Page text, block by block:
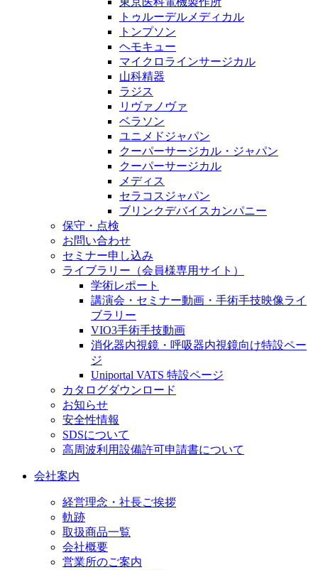
トゥルーデルメディカル
トンプソン
ヘモキュー
マイクロラインサージカル
山科精器
ラジス
リヴァノヴァ
ベラソン
ユニメドジャパン
クーパーサージカル・ジャパン
クーパーサージカル
メディス
セラコスジャパン
ブリンクデバイスカンパニー
保守・点検
お問い合わせ
セミナー申し込み
ライブラリー（会員様専用サイト）
学術レポート
講演会・セミナー動画・手術手技映像ライ
ブラリー
VIO3手術手技動画
消化器内視鏡・呼吸器内視鏡向け特設ペー
ジ
Uniportal VATS 特設ページ
カタログダウンロード
お知らせ
安全性情報
SDSについて
高周波利用設備許可申請書について
会社案内
経営理念・社長ご挨拶
軌跡
取扱商品一覧
会社概要
営業所のご案内